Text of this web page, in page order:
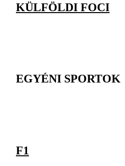
KÜLFÖLDI FOCI
EGYÉNI SPORTOK
F1